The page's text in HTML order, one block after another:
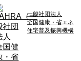
一般社団法人
全国健康・省エネ
住宅普及振興機構